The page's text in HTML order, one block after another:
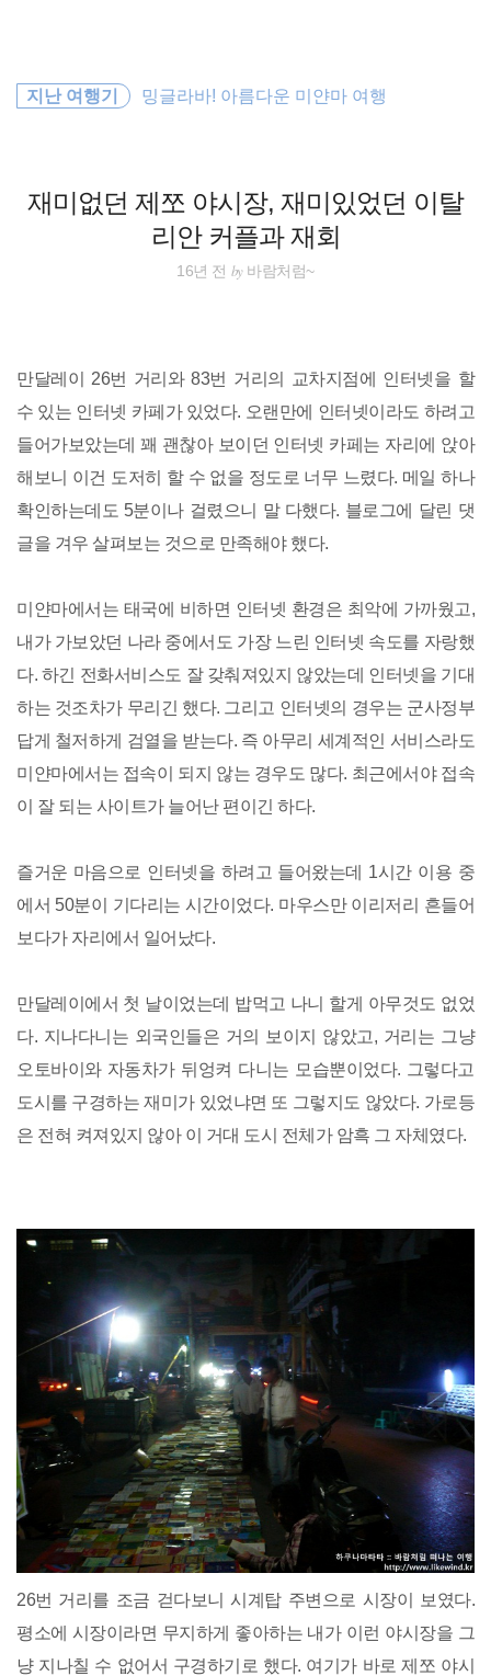
로
재미없던 제쪼 야시장, 재미있었던 이탈
리안 커플과 재회
지난 여행기 밍글라바! 아름다운 미얀마 여행
16년 전 by바람처럼~
만달레이 26번 거리와 83번 거리의 교차지점에 인터넷을 할
수 있는 인터넷 카페가 있었다. 오랜만에 인터넷이라도 하려고
들어가보았는데 꽤 괜찮아 보이던 인터넷 카페는 자리에 앉아
해보니 이건 도저히 할 수 없을 정도로 너무 느렸다. 메일 하나
확인하는데도 5분이나 걸렸으니 말 다했다. 블로그에 달린 댓
글을 겨우 살펴보는 것으로 만족해야 했다.
미얀마에서는 태국에 비하면 인터넷 환경은 최악에 가까웠고,
내가 가보았던 나라 중에서도 가장 느린 인터넷 속도를 자랑했
다. 하긴 전화서비스도 잘 갖춰져있지 않았는데 인터넷을 기대
하는 것조차가 무리긴 했다. 그리고 인터넷의 경우는 군사정부
답게 철저하게 검열을 받는다. 즉 아무리 세계적인 서비스라도
미얀마에서는 접속이 되지 않는 경우도 많다. 최근에서야 접속
이 잘 되는 사이트가 늘어난 편이긴 하다.
즐거운 마음으로 인터넷을 하려고 들어왔는데 1시간 이용 중
에서 50분이 기다리는 시간이었다. 마우스만 이리저리 흔들어
보다가 자리에서 일어났다.
만달레이에서 첫 날이었는데 밥먹고 나니 할게 아무것도 없었
다. 지나다니는 외국인들은 거의 보이지 않았고, 거리는 그냥
오토바이와 자동차가 뒤엉켜 다니는 모습뿐이었다. 그렇다고
도시를 구경하는 재미가 있었냐면 또 그렇지도 않았다. 가로등
은 전혀 켜져있지 않아 이 거대 도시 전체가 암흑 그 자체였다.
26번 거리를 조금 걷다보니 시계탑 주변으로 시장이 보였다.
평소에 시장이라면 무지하게 좋아하는 내가 이런 야시장을 그
냥 지나칠 수 없어서 구경하기로 했다. 여기가 바로 제쪼 야시
필리핀
바람처럼
동남아시아